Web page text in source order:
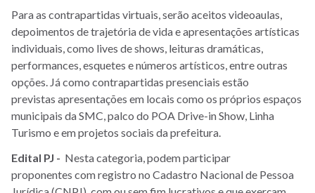
Para as contrapartidas virtuais, serão aceitos videoaulas,
depoimentos de trajetória de vida e apresentações artísticas
individuais, como lives de shows, leituras dramáticas,
performances, esquetes e números artísticos, entre outras
opções. Já como contrapartidas presenciais estão
previstas apresentações em locais como os próprios espaços
municipais da SMC, palco do POA Drive-in Show, Linha
Turismo e em projetos sociais da prefeitura.
Edital PJ - Nesta categoria, podem participar
proponentes com registro no Cadastro Nacional de Pessoa